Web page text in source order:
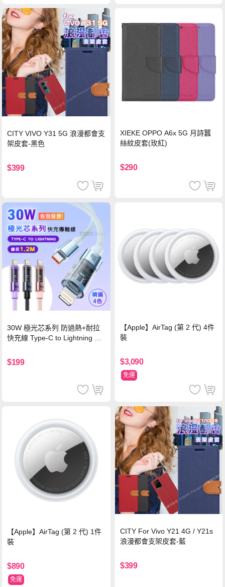
CITY VIVO Y31 5G 浪漫都會支
架皮套-黑色
$399
XIEKE OPPO A6x 5G 月詩蠶
絲紋皮套(玫紅)
$290
30W 極光芯系列 防過熱+耐拉
快充線 Type-C to Lightning 傳
$199
【Apple】AirTag (第 2 代) 4件
裝
$3,090
免運
【Apple】AirTag (第 2 代) 1件
裝
$890
免運
CITY For Vivo Y21 4G / Y21s
浪漫都會支架皮套-藍
$399